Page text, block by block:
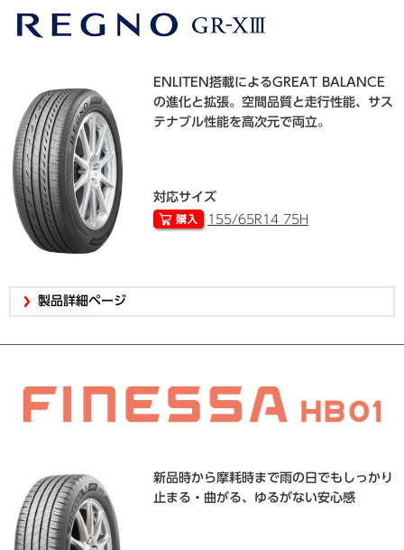
ENLITEN搭載によるGREAT BALANCE
の進化と拡張。空間品質と走行性能、サス
テナブル性能を高次元で両立。
対応サイズ
155/65R14 75H
製品詳細ページ
新品時から摩耗時まで雨の日でもしっかり
止まる・曲がる、ゆるがない安心感